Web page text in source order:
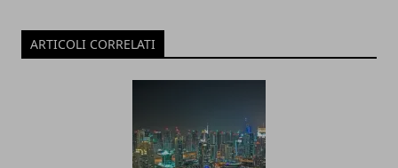
ARTICOLI CORRELATI